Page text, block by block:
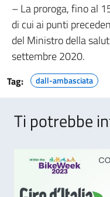
– La proroga, fino al
di cui ai punti
del Ministro della
settembre 2020.
Tag: dall-ambasciata
Ti potrebbe